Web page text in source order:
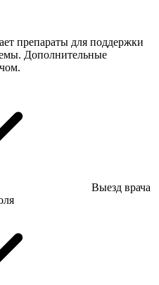
препараты для поддержки
Дополнительные
Выезд врача